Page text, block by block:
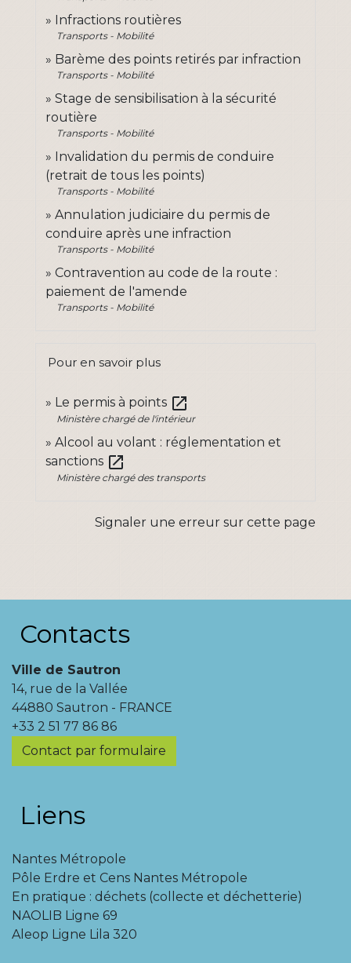
Infractions routières
Transports - Mobilité
Barème des points retirés par infraction
Transports - Mobilité
Stage de sensibilisation à la sécurité
routière
Transports - Mobilité
Invalidation du permis de conduire
(retrait de tous les points)
Transports - Mobilité
Annulation judiciaire du permis de
conduire après une infraction
Transports - Mobilité
Contravention au code de la route :
paiement de l'amende
Transports - Mobilité
Pour en savoir plus
Le permis à points open_in_new
Ministère chargé de l'intérieur
Alcool au volant : réglementation et
sanctions open_in_new
Ministère chargé des transports
Signaler une erreur sur cette page
Contacts
Ville de Sautron
14, rue de la Vallée
44880 Sautron - FRANCE
+33 2 51 77 86 86
Contact par formulaire
Liens
Nantes Métropole
Pôle Erdre et Cens Nantes Métropole
En pratique : déchets (collecte et déchetterie)
NAOLIB Ligne 69
Aleop Ligne Lila 320